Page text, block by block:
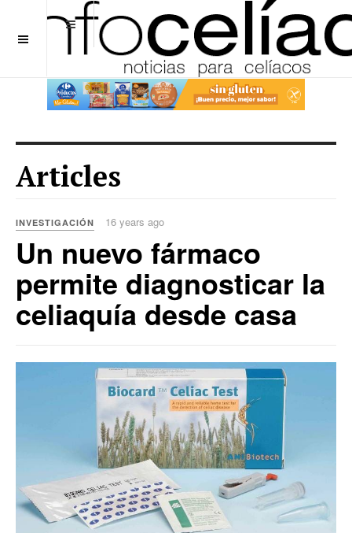
Articles
INVESTIGACIÓN 16 years ago
Un nuevo fármaco
permite diagnosticar la
celiaquía desde casa